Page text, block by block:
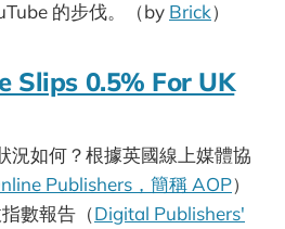
的步伐。（by Brick）
Slips 0.5% For UK
況如何？根據英國線上媒體協
Publishers，簡稱 AOP）
數報告（Digital Publishers'